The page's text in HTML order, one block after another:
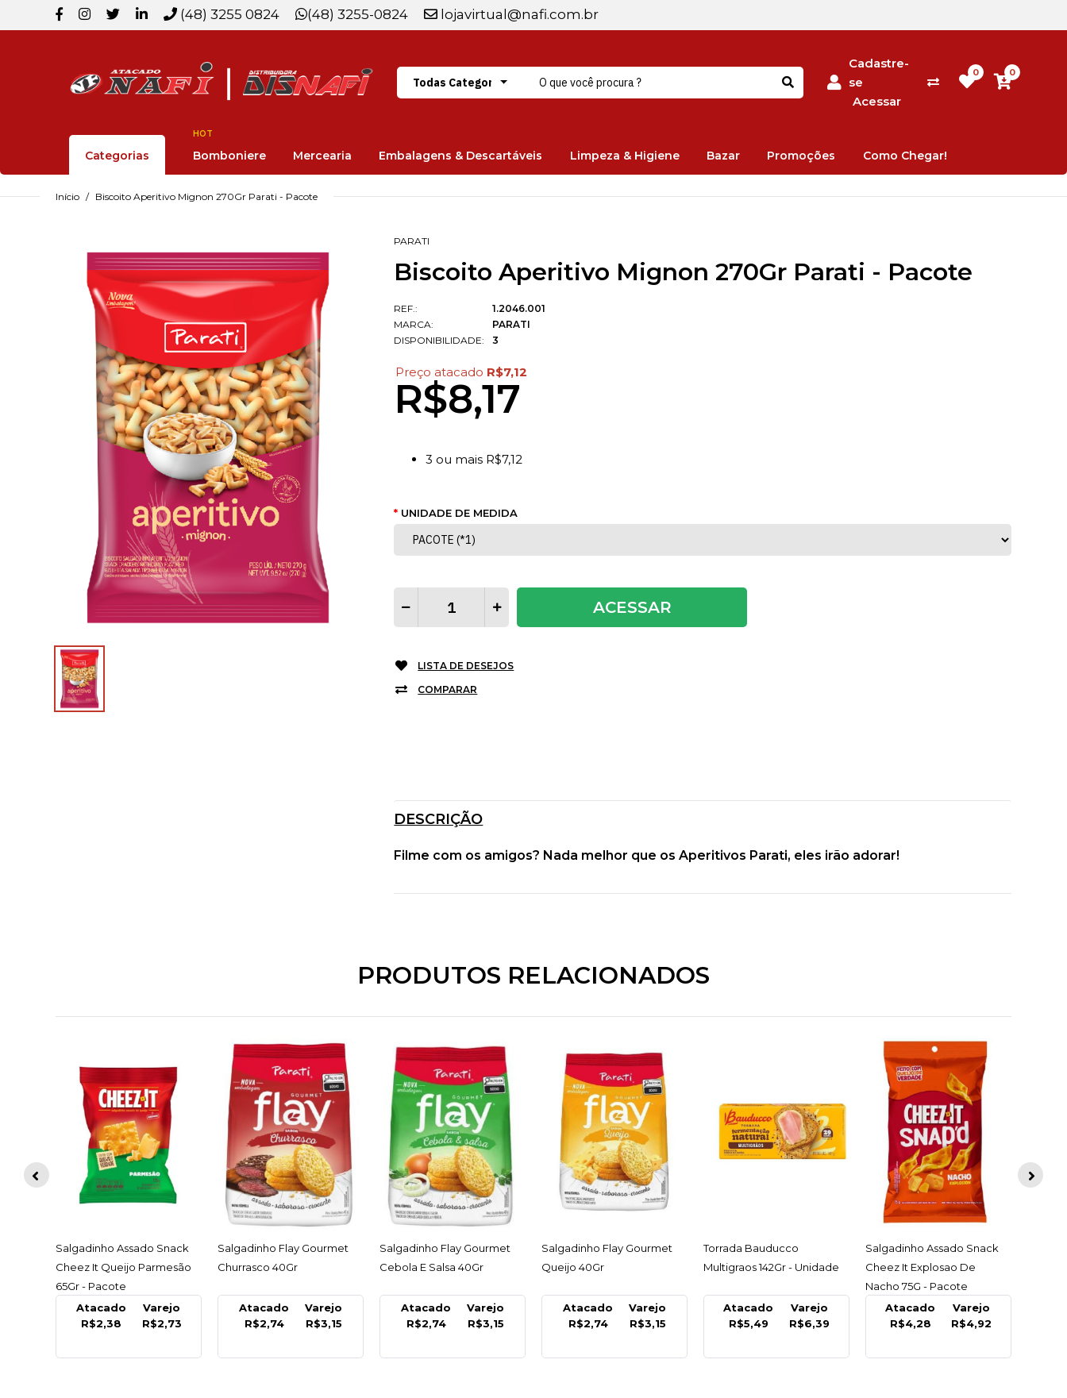
(48) 3255 0824 (48) 3255-0824 lojavirtual@nafi.com.br
Cadastre-
se
Acessar
0 0
Categorias Bomboniere
HOT
Mercearia Embalagens & Descartáveis Limpeza & Higiene Bazar Promoções Como Chegar!
Início Biscoito Aperitivo Mignon 270Gr Parati - Pacote
PARATI
Biscoito Aperitivo Mignon 270Gr Parati - Pacote
REF.:
MARCA:
DISPONIBILIDADE:
1.2046.001
PARATI
3
Preço atacado R$7,12
R$8,17
3 ou mais R$7,12
UNIDADE DE MEDIDA
ACESSAR
LISTA DE DESEJOS
COMPARAR
DESCRIÇÃO
Filme com os amigos? Nada melhor que os Aperitivos Parati, eles irão adorar!
PRODUTOS RELACIONADOS
ACESSAR
Salgadinho Flay Gourmet
Churrasco 40Gr
Atacado
R$2,74
Varejo
R$3,15
ACESSAR
Salgadinho Flay Gourmet
Cebola E Salsa 40Gr
Atacado
R$2,74
Varejo
R$3,15
ACESSAR
Salgadinho Flay Gourmet
Queijo 40Gr
Atacado
R$2,74
Varejo
R$3,15
ACESSAR
Torrada Bauducco
Multigraos 142Gr - Unidade
Atacado
R$5,49
Varejo
R$6,39
ACESSAR
Salgadinho Assado Snack
Cheez It Explosao De
Atacado
R$4,28
Varejo
R$4,92
ACESSAR
Biscoito Recheado Zoo
Cartoon Duo Choc & Choc
Branco 85Gr - Pacote
Atacado
R$1,79
Varejo
R$2,05